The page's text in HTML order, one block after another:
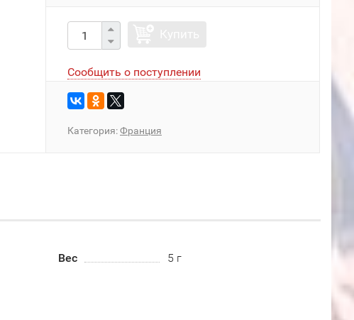
Сообщить о поступлении
Категория:Франция
Вес 5 г